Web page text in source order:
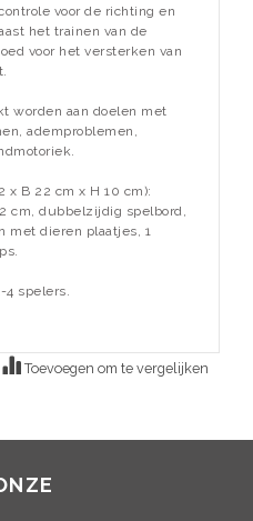
voor de richting en
het trainen van de
voor het versterken van
worden aan doelen met
ademproblemen,
x B 22 cm x H 10 cm):
cm, dubbelzijdig spelbord,
met dieren plaatjes, 1
spelers.
Toevoegen om te vergelijken